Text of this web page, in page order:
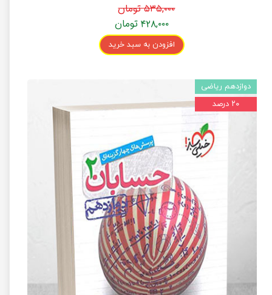
۵۳۵,۰۰۰ تومان
۴۲۸,۰۰۰ تومان
افزودن به سبد خرید
دوازدهم ریاضی
۲۰ درصد